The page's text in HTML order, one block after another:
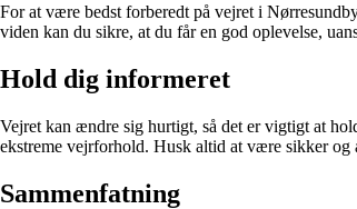
For at være bedst forberedt på vejret i
viden kan du sikre, at du får en god oplevelse,
Hold dig informeret
Vejret kan ændre sig hurtigt, så det er vigtigt at
ekstreme vejrforhold. Husk altid at være sikker og
Sammenfatning